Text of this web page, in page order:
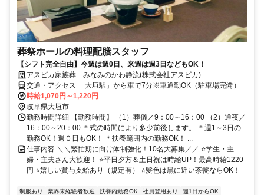
葬祭ホールの料理配膳スタッフ
【シフト完全自由】今週は週0日、来週は週3日などもOK！
アスピカ家族葬 みなみのかわ静流(株式会社アスピカ)
交通・アクセス 「大垣駅」から車で7分※車通勤OK（駐車場完備）
時給1,070円～1,220円
岐阜県大垣市
勤務時間詳細 【勤務時間】 （1）葬儀／9：00～16：00 （2）通夜／
16：00～20：00 ＊式の時間により多少前後します。 ＊週1～3日の
勤務OK！週０日もOK！ ＊扶養範囲内の勤務OK！ ...
仕事内容 ＼＼繁忙期に向け体制強化！10名大募集／／ ⭐学生・主
婦・主夫さん大歓迎！ ⭐平日夕方＆土日祝は時給UP！最高時給1220
円 ⭐嬉しい賞与支給あり（規定有） ⭐髪色は黒に近い茶髪ならOK！
...
制服あり 業界未経験者歓迎 扶養内勤務OK 社員登用あり
週1日からOK